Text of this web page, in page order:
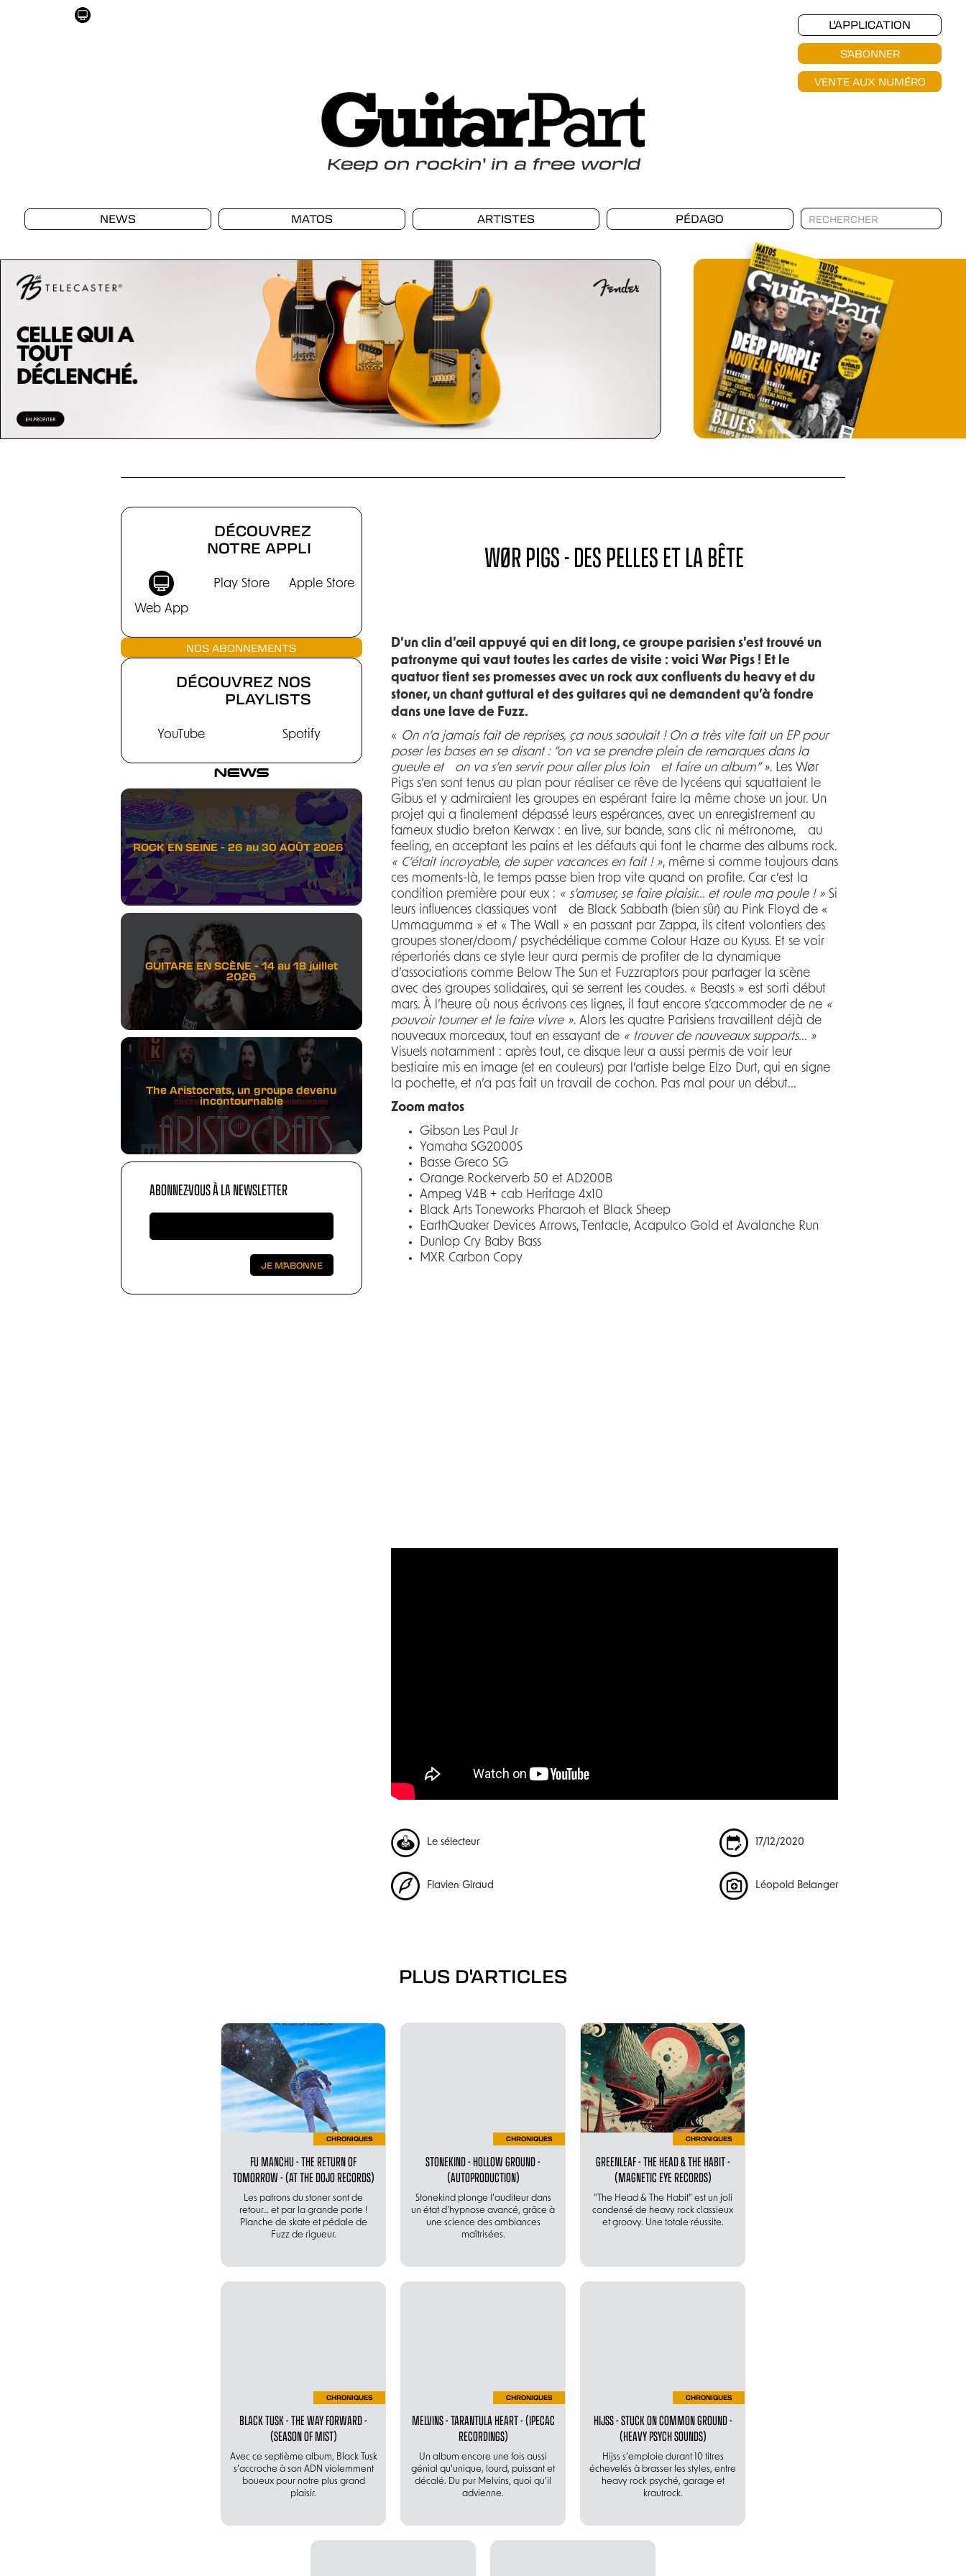
L'APPLICATION
S'ABONNER
VENTE AUX NUMÉRO
Keepon rockin' in a free world
NEWS MATOS ARTISTES PÉDAGO
LE SÉLECTEUR
DÉCOUVREZ
NOTRE APPLI
Web App
Play Store Apple Store
NOS ABONNEMENTS
DÉCOUVREZ NOS
PLAYLISTS
YouTube Spotify
NEWS
ROCK EN SEINE - 26 au 30 AOÛT 2026
GUITARE EN SCÈNE - 14 au 18 juillet
2026
The Aristocrats, un groupe devenu
incontournable
ABONNEZ-VOUS À LA NEWSLETTER
WØR PIGS - DES PELLES ET LA BÊTE
D’un clin d’œil appuyé qui en dit long, ce groupe parisien s’est trouvé un
patronyme qui vaut toutes les cartes de visite : voici Wør Pigs ! Et le
quatuor tient ses promesses avec un rock aux confluents du heavy et du
stoner, un chant guttural et des guitares qui ne demandent qu’à fondre
dans une lave de Fuzz.
« On n’a jamais fait de reprises, ça nous saoulait ! On a très vite fait un EP pour
poser les bases en se disant : “on va se prendre plein de remarques dans la
gueule et on va s’en servir pour aller plus loin et faire un album” ». Les Wør
Pigs s’en sont tenus au plan pour réaliser ce rêve de lycéens qui squattaient le
Gibus et y admiraient les groupes en espérant faire la même chose un jour. Un
projet qui a finalement dépassé leurs espérances, avec un enregistrement au
fameux studio breton Kerwax : en live, sur bande, sans clic ni métronome, au
feeling, en acceptant les pains et les défauts qui font le charme des albums rock.
« C’était incroyable, de super vacances en fait ! », même si comme toujours dans
ces moments-là, le temps passe bien trop vite quand on profite. Car c’est la
condition première pour eux : « s’amuser, se faire plaisir... et roule ma poule ! » Si
leurs influences classiques vont de Black Sabbath (bien sûr) au Pink Floyd de «
Ummagumma » et « The Wall » en passant par Zappa, ils citent volontiers des
groupes stoner/doom/ psychédélique comme Colour Haze ou Kyuss. Et se voir
répertoriés dans ce style leur aura permis de profiter de la dynamique
d’associations comme Below The Sun et Fuzzraptors pour partager la scène
avec des groupes solidaires, qui se serrent les coudes. « Beasts » est sorti début
mars. À l’heure où nous écrivons ces lignes, il faut encore s’accommoder de ne «
pouvoir tourner et le faire vivre ». Alors les quatre Parisiens travaillent déjà de
nouveaux morceaux, tout en essayant de « trouver de nouveaux supports... »
Visuels notamment : après tout, ce disque leur a aussi permis de voir leur
bestiaire mis en image (et en couleurs) par l’artiste belge Elzo Durt, qui en signe
la pochette, et n’a pas fait un travail de cochon. Pas mal pour un début...
Zoom matos
Gibson Les Paul Jr
Yamaha SG2000S
Basse Greco SG
Orange Rockerverb 50 et AD200B
Ampeg V4B + cab Heritage 4x10
Black Arts Toneworks Pharaoh et Black Sheep
EarthQuaker Devices Arrows, Tentacle, Acapulco Gold et Avalanche Run
Dunlop Cry Baby Bass
MXR Carbon Copy
Le sélecteur
Flavien Giraud
17/12/2020
Léopold Belanger
PLUS D'ARTICLES
CHRONIQUES
FU MANCHU - THE RETURN OF
TOMORROW - (AT THE DOJO RECORDS)
Les patrons du stoner sont de
retour… et par la grande porte !
Planche de skate et pédale de
Fuzz de rigueur.
CHRONIQUES
STONEKIND - HOLLOW GROUND -
(AUTOPRODUCTION)
Stonekind plonge l’auditeur dans
un état d’hypnose avancé, grâce à
une science des ambiances
maîtrisées.
CHRONIQUES
GREENLEAF - THE HEAD & THE HABIT -
(MAGNETIC EYE RECORDS)
"The Head & The Habit" est un joli
condensé de heavy rock classieux
et groovy. Une totale réussite.
CHRONIQUES
BLACK TUSK - THE WAY FORWARD -
(SEASON OF MIST)
Avec ce septième album, Black Tusk
s’accroche à son ADN violemment
boueux pour notre plus grand
plaisir.
CHRONIQUES
MELVINS - TARANTULA HEART - (IPECAC
RECORDINGS)
Un album encore une fois aussi
génial qu’unique, lourd, puissant et
décalé. Du pur Melvins, quoi qu’il
advienne.
CHRONIQUES
HIJSS - STUCK ON COMMON GROUND -
(HEAVY PSYCH SOUNDS)
Hijss s’emploie durant 10 titres
échevelés à brasser les styles, entre
heavy rock psyché, garage et
krautrock.